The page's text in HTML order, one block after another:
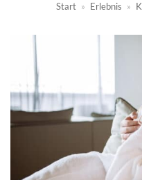
Start » Erlebnis »